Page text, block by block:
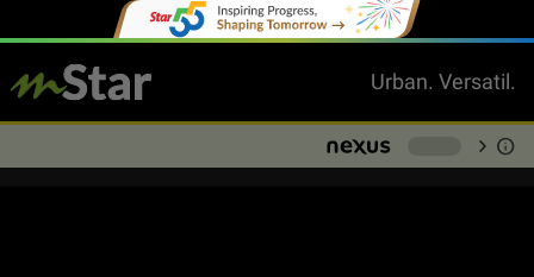
Urban. Versatil.
chevron_right info